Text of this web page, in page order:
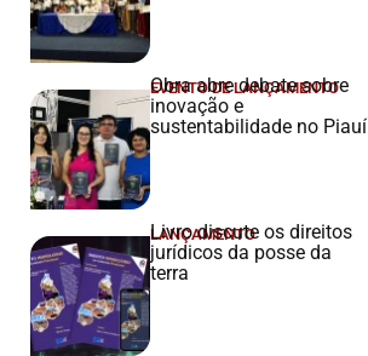
EVENTO DE LANÇAMENTO
Obra abre debate sobre
inovação e
sustentabilidade no Piauí
LANÇAMENTO
Livro discute os direitos
jurídicos da posse da
terra